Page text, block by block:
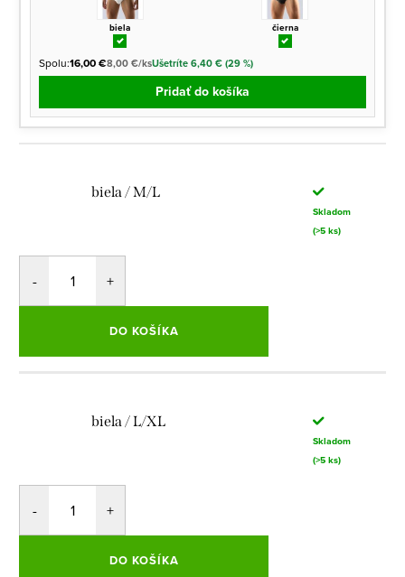
biela čierna
Spolu:16,00 €8,00 €/ksUšetríte 6,40 € (29 %)
Pridať do košíka
biela / M/L
Skladom
(>5 ks)
DO KOŠÍKA
biela / L/XL
Skladom
(>5 ks)
DO KOŠÍKA